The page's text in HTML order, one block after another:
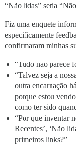
“Não lidas” seria
Fiz uma enquete
especificamente
confirmaram minhas
“Tudo não parece
“Talvez seja a
outra encarnação
porque estou
como ter sido
“Por que inventar
Recentes’, ‘Não
primeiros links?”